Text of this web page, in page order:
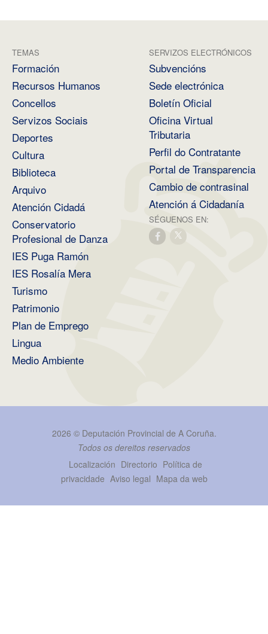
TEMAS
Formación
Recursos Humanos
Concellos
Servizos Sociais
Deportes
Cultura
Biblioteca
Arquivo
Atención Cidadá
Conservatorio
Profesional de Danza
IES Puga Ramón
IES Rosalía Mera
Turismo
Patrimonio
Plan de Emprego
Lingua
Medio Ambiente
SERVIZOS ELECTRÓNICOS
Subvencións
Sede electrónica
Boletín Oficial
Oficina Virtual
Tributaria
Perfil do Contratante
Portal de Transparencia
Cambio de contrasinal
Atención á Cidadanía
SÉGUENOS EN:
2026 © Deputación Provincial de A Coruña.
Todos os dereitos reservados
Localización Directorio Política de
privacidade Aviso legal Mapa da web